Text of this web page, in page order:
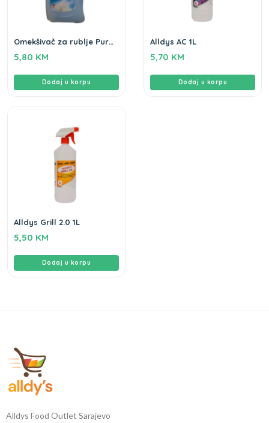
Omekšivač za rublje Pure
5,80 KM
Dodaj u korpu
Alldys AC 1L
5,70 KM
Dodaj u korpu
Alldys Grill 2.0 1L
5,50 KM
Dodaj u korpu
Alldys Food Outlet Sarajevo